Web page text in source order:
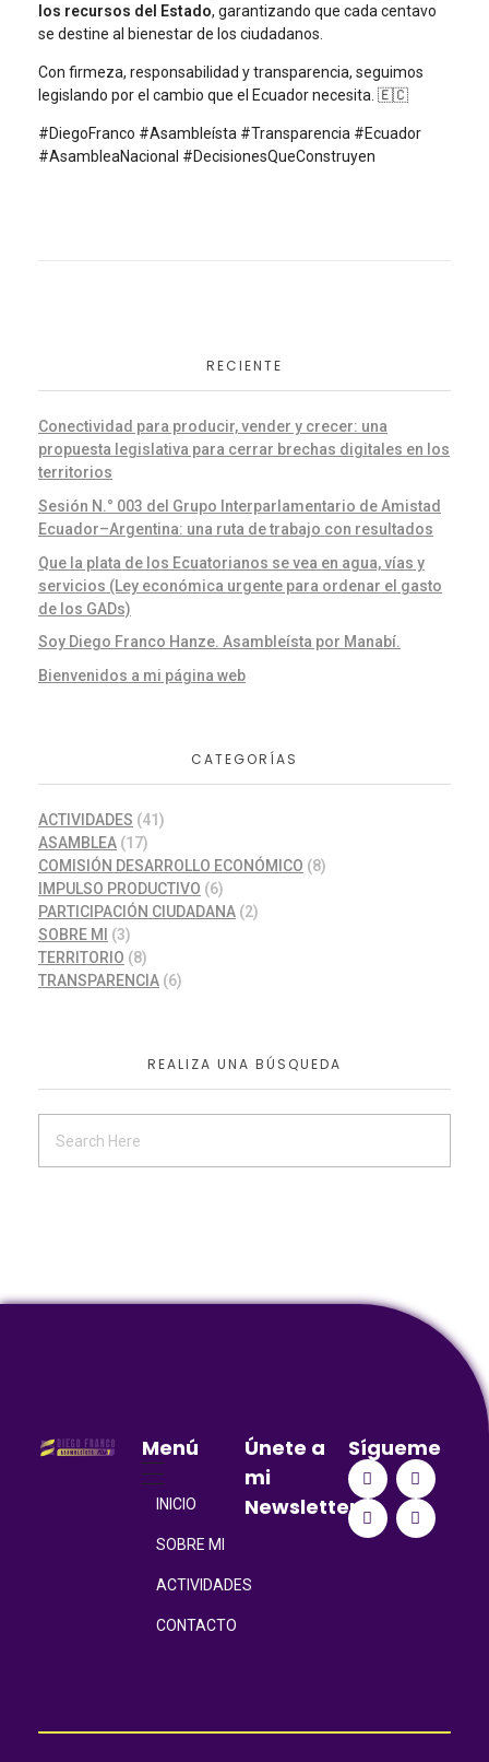
los recursos del Estado, garantizando que cada centavo
se destine al bienestar de los ciudadanos.
Con firmeza, responsabilidad y transparencia, seguimos
legislando por el cambio que el Ecuador necesita. 🇪🇨
#DiegoFranco #Asambleísta #Transparencia #Ecuador
#AsambleaNacional #DecisionesQueConstruyen
RECIENTE
Conectividad para producir, vender y crecer: una
propuesta legislativa para cerrar brechas digitales en los
territorios
Sesión N.° 003 del Grupo Interparlamentario de Amistad
Ecuador–Argentina: una ruta de trabajo con resultados
Que la plata de los Ecuatorianos se vea en agua, vías y
servicios (Ley económica urgente para ordenar el gasto
de los GADs)
Soy Diego Franco Hanze. Asambleísta por Manabí.
Bienvenidos a mi página web
CATEGORÍAS
ACTIVIDADES (41)
ASAMBLEA (17)
COMISIÓN DESARROLLO ECONÓMICO (8)
IMPULSO PRODUCTIVO (6)
PARTICIPACIÓN CIUDADANA (2)
SOBRE MI
(3)
TERRITORIO (8)
TRANSPARENCIA (6)
REALIZA UNA BÚSQUEDA
Menú
INICIO
SOBRE MI
ACTIVIDADES
CONTACTO
Únete a
mi
Newsletter
Sígueme